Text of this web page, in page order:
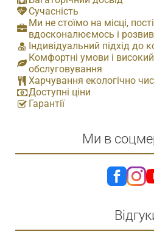
Сучасність
Ми не стоїмо на місці,
вдосконалюємось і
Індивідуальний підхід до
Комфортні умови і
обслуговування
Харчування екологічно
Доступні ціни
Гарантії
Ми в